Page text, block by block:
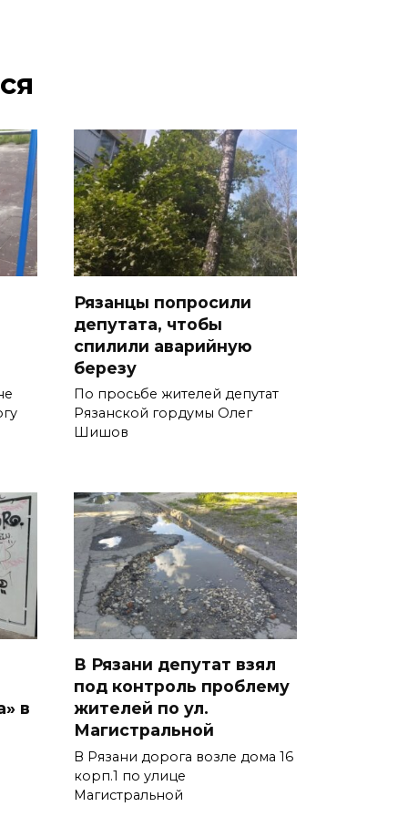
Рязанцы попросили
депутата, чтобы
спилили аварийную
березу
По просьбе жителей депутат
Рязанской гордумы Олег
Шишов
в
В Рязани депутат взял
под контроль проблему
жителей по ул.
Магистральной
В Рязани дорога возле дома 16
корп.1 по улице
Магистральной